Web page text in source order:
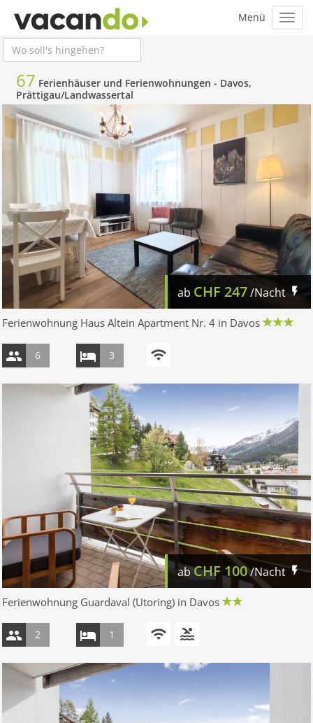
67 Ferienhäuser und Ferienwohnungen - Davos,
Prättigau/Landwassertal
ab CHF 247/Nacht
Ferienwohnung Haus Altein Apartment Nr. 4 in Davos
6 3
abCHF 100/Nacht
Ferienwohnung Guardaval (Utoring) in Davos
2 1